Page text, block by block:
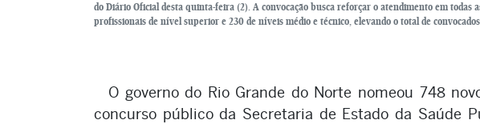
do Diário Oficial desta quinta-feira (2). A convocação busca reforçar o atendimento em todas
profissionais de nível superior e 230 de níveis médio e técnico, elevando o total de
O governo do Rio Grande do Norte nomeou 748
concurso público da Secretaria de Estado da Saúde